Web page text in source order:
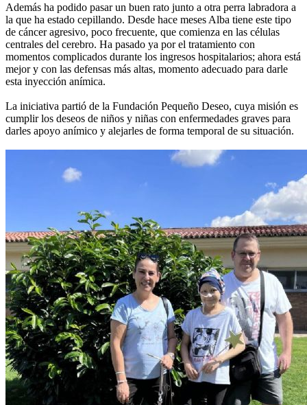
Además ha podido pasar un buen rato junto a otra perra labradora a
la que ha estado cepillando. Desde hace meses Alba tiene este tipo
de cáncer agresivo, poco frecuente, que comienza en las células
centrales del cerebro. Ha pasado ya por el tratamiento con
momentos complicados durante los ingresos hospitalarios; ahora está
mejor y con las defensas más altas, momento adecuado para darle
esta inyección anímica.
La iniciativa partió de la Fundación Pequeño Deseo, cuya misión es
cumplir los deseos de niños y niñas con enfermedades graves para
darles apoyo anímico y alejarles de forma temporal de su situación.